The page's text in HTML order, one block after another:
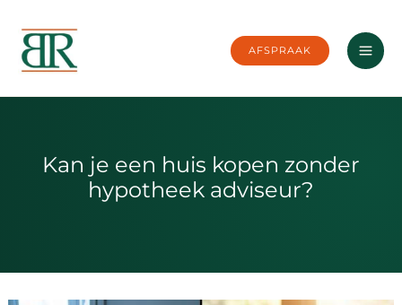
naar
inhoud
AFSPRAAK
Kan je een huis kopen zonder
hypotheek adviseur?